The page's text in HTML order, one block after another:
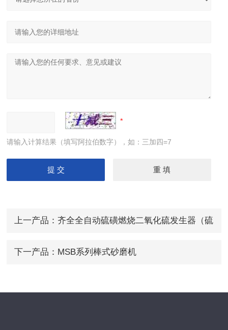
请输入计算结果（填写阿拉伯数字），如：三加四=7
上一产品： 齐全全自动硫磺燃烧二氧化硫发生器（硫
下一产品： MSB系列棒式砂磨机